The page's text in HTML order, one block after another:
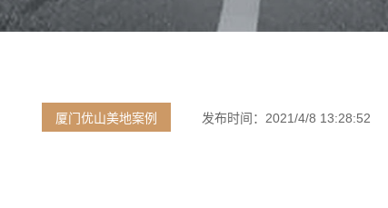
厦门优山美地案例 发布时间： 2021/4/8 13:28:52